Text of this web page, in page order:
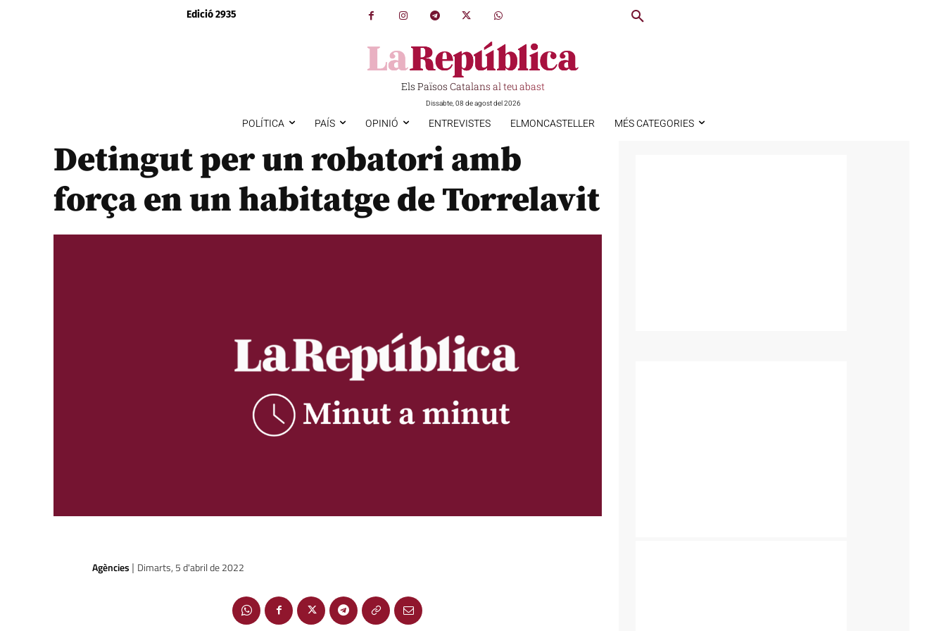
Edició 2935
Els Països Catalans al teu abast
Dissabte, 08 de agost del 2026
POLÍTICA PAÍS OPINIÓ ENTREVISTES ELMONCASTELLER MÉS CATEGORIES
Detingut per un robatori amb
força en un habitatge de Torrelavit
Agències | Dimarts, 5 d'abril de 2022